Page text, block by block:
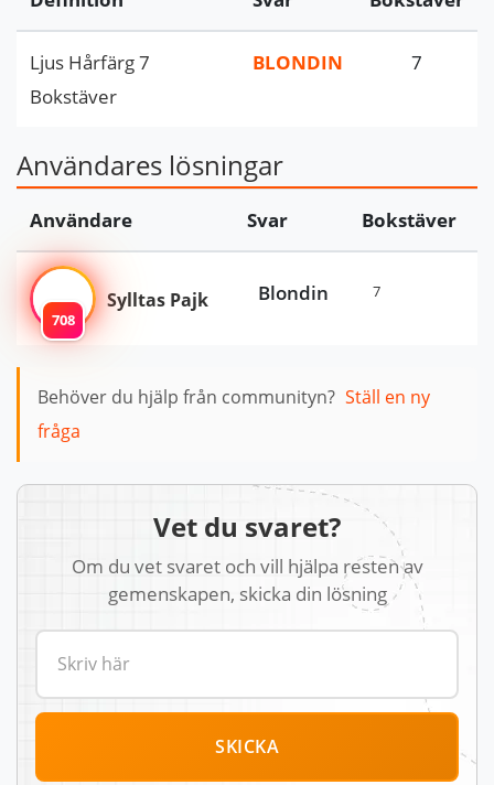
Ljus Hårfärg 7
Bokstäver
BLONDIN 7
Användares lösningar
Användare Svar Bokstäver
708
Sylltas Pajk Blondin 7
Behöver du hjälp från communityn? Ställ en ny
fråga
Vet du svaret?
Om du vet svaret och vill hjälpa resten av
gemenskapen, skicka din lösning
SKICKA